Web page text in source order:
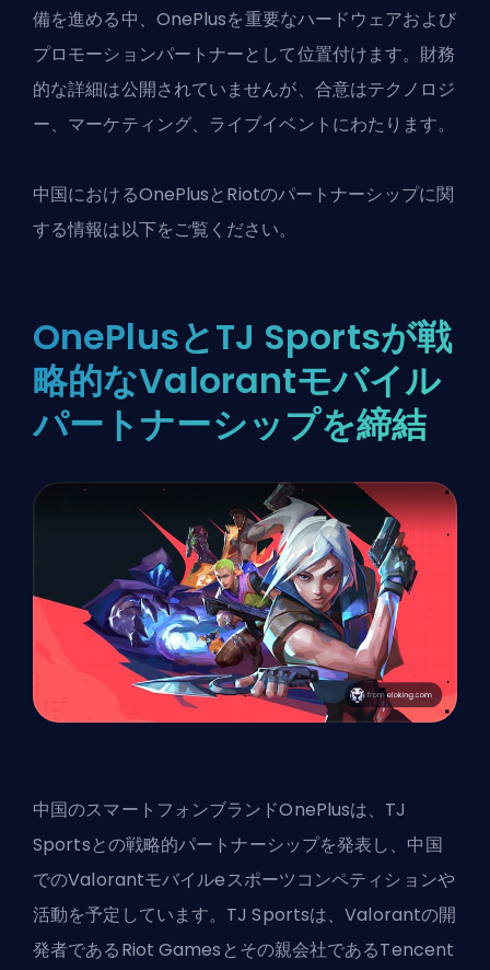
備を進める中、OnePlusを重要なハードウェアおよび
プロモーションパートナーとして位置付けます。財務
的な詳細は公開されていませんが、合意はテクノロジ
ー、マーケティング、ライブイベントにわたります。
中国におけるOnePlusとRiotのパートナーシップに関
する情報は以下をご覧ください。
OnePlusとTJ Sportsが戦
略的なValorantモバイル
パートナーシップを締結
中国のスマートフォンブランドOnePlusは、TJ
Sportsとの戦略的パートナーシップを発表し、中国
でのValorantモバイルeスポーツコンペティションや
活動を予定しています。TJ Sportsは、Valorantの開
発者であるRiot Gamesとその親会社であるTencent